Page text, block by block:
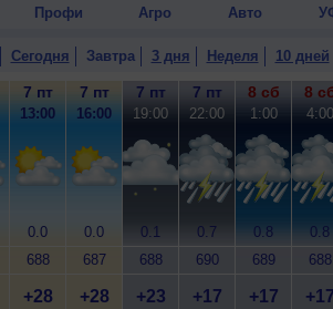
Профи Агро Авто
Сегодня Завтра 3 дня Неделя 10 дней
7 пт
13:00
0.0
688
+28
7 пт
16:00
0.0
687
+28
7 пт
19:00
0.1
688
+23
7 пт
22:00
0.7
690
+17
8 сб
1:00
0.8
689
+17
8
4:00
0.8
688
+17